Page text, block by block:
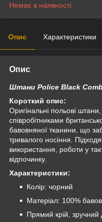
Немає в наявності
Опис Характеристики
Опис
Штани Police Black
Короткий опис:
Оригінальні польові
співробітниками
бавовняної тканини, що
тривалого носіння.
використання, роботи у
відпочинку.
Характеристики:
Колір: чорний
Матеріал: 100%
Прямий крій, зручний